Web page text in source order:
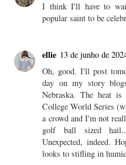
I think I'll have to
popular saint to be
ellie 13 de junho de
Oh, good. I'll post
day on my story
Nebraska. The heat
College World Series
a crowd and I'm not
golf ball sized
Unexpected, indeed.
looks to stifling in